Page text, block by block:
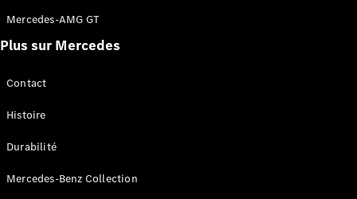
Mercedes-AMG GT
Plus sur Mercedes
Contact
Histoire
Durabilité
Mercedes-Benz Collection